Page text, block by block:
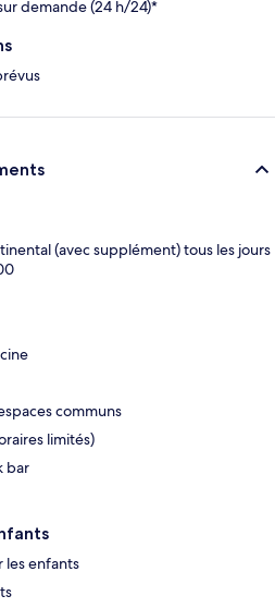
demande (24 h/24)*
(avec supplément) tous les jours
communs
limités)
bar
les enfants